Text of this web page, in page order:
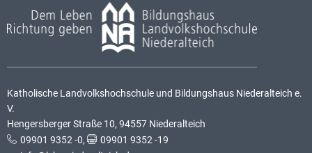
Katholische Landvolkshochschule und Bildungshaus Niederalteich e.
V.
Hengersberger Straße 10, 94557 Niederalteich
09901 9352 -0,
09901 9352 -19